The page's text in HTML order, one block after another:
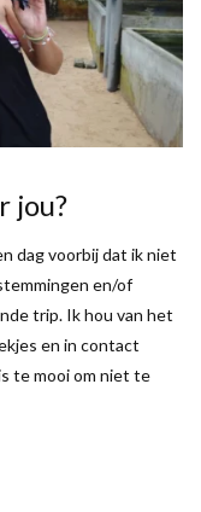
jou?
dag voorbij dat ik niet
en/of
trip. Ik hou van het
en in contact
te mooi om niet te